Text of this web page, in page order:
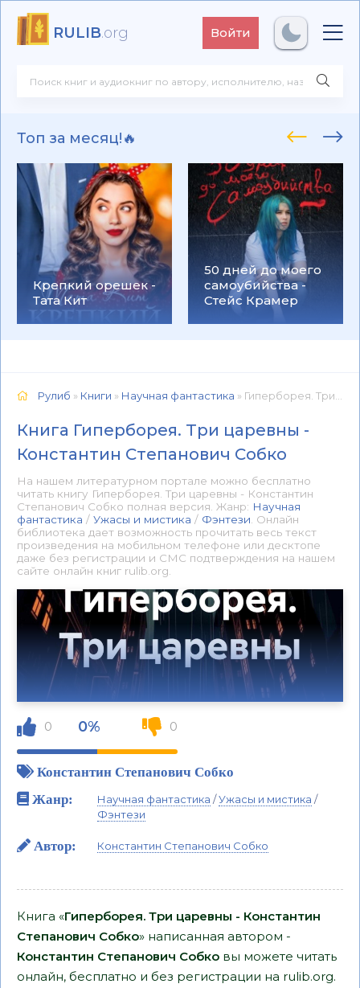
RULIB.org Войти
Топ за месяц!🔥
Крепкий орешек -
Тата Кит
50 дней до моего
самоубийства -
Стейс Крамер
Рулиб » Книги » Научная фантастика » Гиперборея. Три царевны - Константин Степанович Собко 📕 - Книга онлайн бесплатно
Книга Гиперборея. Три царевны -
Константин Степанович Собко
На нашем литературном портале можно бесплатно
читать книгу Гиперборея. Три царевны - Константин
Степанович Собко полная версия. Жанр: Научная
фантастика / Ужасы и мистика / Фэнтези . Онлайн
библиотека дает возможность прочитать весь текст
произведения на мобильном телефоне или десктопе
даже без регистрации и СМС подтверждения на нашем
сайте онлайн книг rulib.org.
0 0% 0
Константин Степанович Собко
Жанр:
Научная фантастика /Ужасы и мистика /
Фэнтези
Автор: Константин Степанович Собко
Книга «Гиперборея. Три царевны - Константин
Степанович Собко» написанная автором -
Константин Степанович Собко вы можете читать
онлайн, бесплатно и без регистрации на rulib.org.